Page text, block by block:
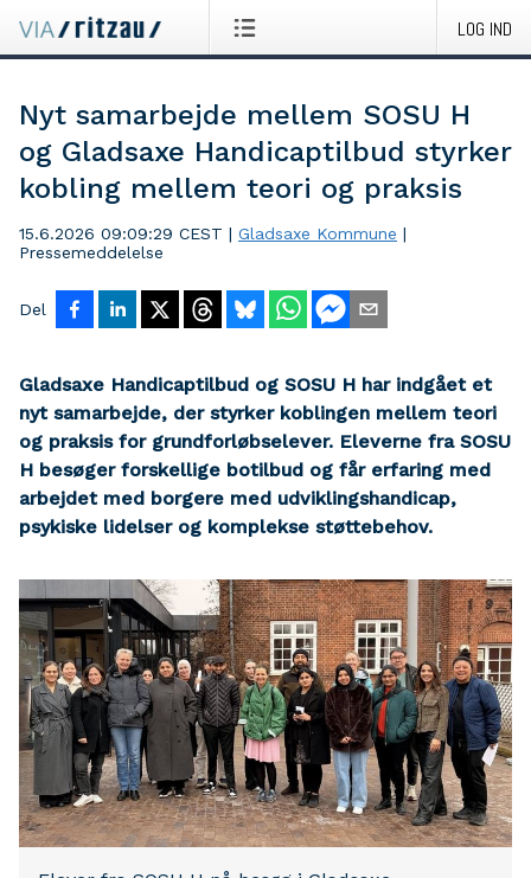
LOG IND
Nyt samarbejde mellem SOSU H
og Gladsaxe Handicaptilbud styrker
kobling mellem teori og praksis
15.6.2026 09:09:29 CEST | Gladsaxe Kommune |
Pressemeddelelse
Del
Gladsaxe Handicaptilbud og SOSU H har indgået et
nyt samarbejde, der styrker koblingen mellem teori
og praksis for grundforløbselever. Eleverne fra SOSU
H besøger forskellige botilbud og får erfaring med
arbejdet med borgere med udviklingshandicap,
psykiske lidelser og komplekse støttebehov.